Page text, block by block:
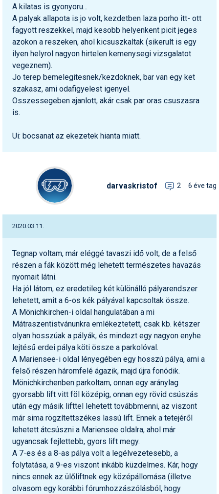
A kilatas is gyonyoru...
A palyak allapota is jo volt, kezdetben laza porho itt- ott
fagyott reszekkel, majd kesobb helyenkent picit jeges
azokon a reszeken, ahol kicsuszkaltak (sikerult is egy
ilyen helyrol nagyon hirtelen kemenysegi vizsgalatot
vegeznem).
Jo terep bemelegitesnek/kezdoknek, bar van egy ket
szakasz, ami odafigyelest igenyel.
Osszessegeben ajanlott, akár csak par oras csuszasra
is.
Ui: bocsanat az ekezetek hianta miatt.
darvaskristof 2 6 éve tag
2020.03.11.
Tegnap voltam, már eléggé tavaszi idő volt, de a felső
részen a fák között még lehetett természetes havazás
nyomait látni.
Ha jól látom, ez eredetileg két különálló pályarendszer
lehetett, amit a 6-os kék pályával kapcsoltak össze.
A Mönichkirchen-i oldal hangulatában a mi
Mátraszentistvánunkra emlékeztetett, csak kb. kétszer
olyan hosszúak a pályák, és mindezt egy nagyon enyhe
lejtésű erdei pálya köti össze a parkolóval.
A Mariensee-i oldal lényegében egy hosszú pálya, ami a
felső részen háromfelé ágazik, majd újra fonódik.
Mönichkirchenben parkoltam, onnan egy aránylag
gyorsabb lift vitt föl középig, onnan egy rövid csúszás
után egy másik lifttel lehetett továbbmenni, az viszont
már sima rögzítettszékes lassú lift. Ennek a tetejéről
lehetett átcsúszni a Mariensee oldalra, ahol már
ugyancsak fejlettebb, gyors lift megy.
A 7-es és a 8-as pálya volt a legélvezetesebb, a
folytatása, a 9-es viszont inkább küzdelmes. Kár, hogy
nincs ennek az ülőliftnek egy középállomása (illetve
olvasom egy korábbi fórumhozzászólásból, hogy